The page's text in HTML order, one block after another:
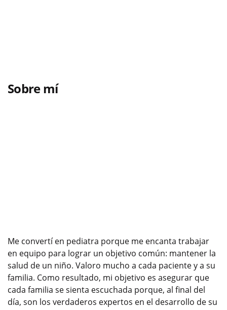
Sobre mí
Me convertí en pediatra porque me encanta trabajar
en equipo para lograr un objetivo común: mantener la
salud de un niño. Valoro mucho a cada paciente y a su
familia. Como resultado, mi objetivo es asegurar que
cada familia se sienta escuchada porque, al final del
día, son los verdaderos expertos en el desarrollo de su